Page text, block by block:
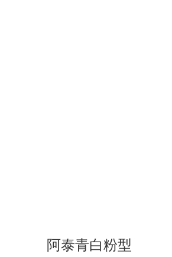
阿泰青白粉型